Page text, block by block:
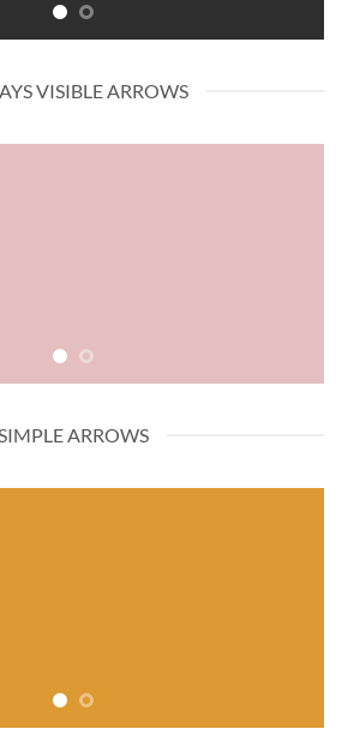
VISIBLE ARROWS
ARROWS